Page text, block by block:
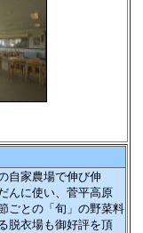
自家農場で伸び伸
んに使い、菅平高原
ごとの「旬」の野菜料
脱衣場も御好評を頂